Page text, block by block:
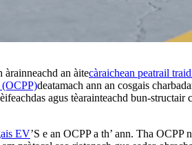
àrainneachd an àitecàraichean peatrail
(OCPP)deatamach ann an cosgais
agus tèarainteachd bun-structair
EV’S e an OCPP a th’ ann. Tha OCPP